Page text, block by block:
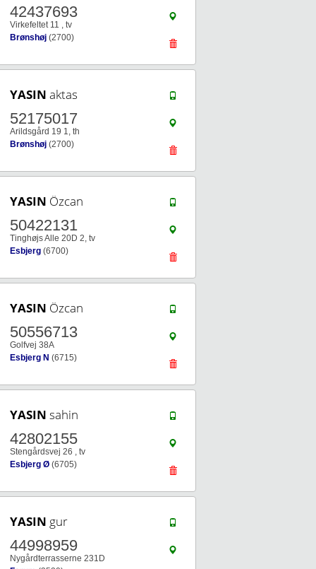
42437693
Virkefeltet 11 , tv
Brønshøj (2700)
YASIN aktas
52175017
Arildsgård 19 1, th
Brønshøj (2700)
YASIN Özcan
50422131
Tinghøjs Alle 20D 2, tv
Esbjerg (6700)
YASIN Özcan
50556713
Golfvej 38A
Esbjerg N (6715)
YASIN sahin
42802155
Stengårdsvej 26 , tv
Esbjerg Ø (6705)
YASIN gur
44998959
Nygårdterrasserne 231D